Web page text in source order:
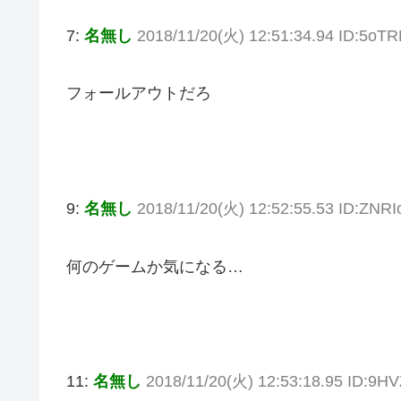
7: 名無し 2018/11/20(火) 12:51:34.94
フォールアウトだろ
9: 名無し 2018/11/20(火) 12:52:55.53
何のゲームか気になる…
11: 名無し 2018/11/20(火) 12:53:18.95